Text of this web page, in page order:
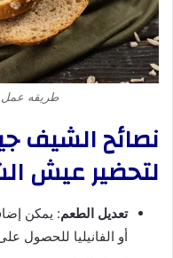
طريقه عمل
نصائح الشيف
لتحضير عيش
تعديل الطعم: يمكن
أو الفانيليا للحصول